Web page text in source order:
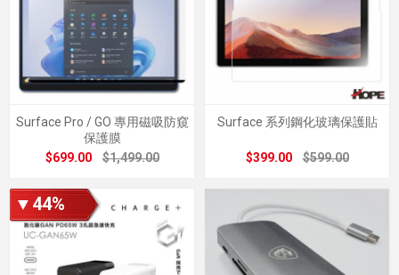
Surface Pro / GO 專用磁吸防窺
保護膜
$699.00
$1,499.00
Surface 系列鋼化玻璃保護貼
$399.00 $599.00
▼44%